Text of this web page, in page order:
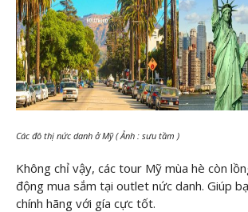
Các đô thị nức danh ở Mỹ ( Ảnh : sưu tầm )
Không chỉ vậy, các tour Mỹ mùa hè còn
động mua sắm tại outlet nức danh. Giúp
chính hãng với gía cực tốt.